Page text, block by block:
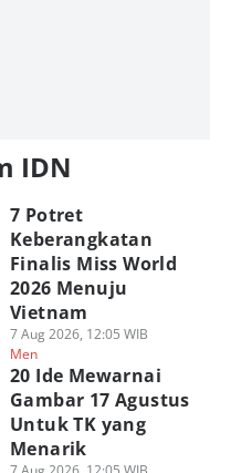
IDN
7 Potret
Keberangkatan
Finalis Miss World
2026 Menuju
Vietnam
7 Aug 2026, 12:05 WIB
Men
20 Ide Mewarnai
Gambar 17 Agustus
Untuk TK yang
Menarik